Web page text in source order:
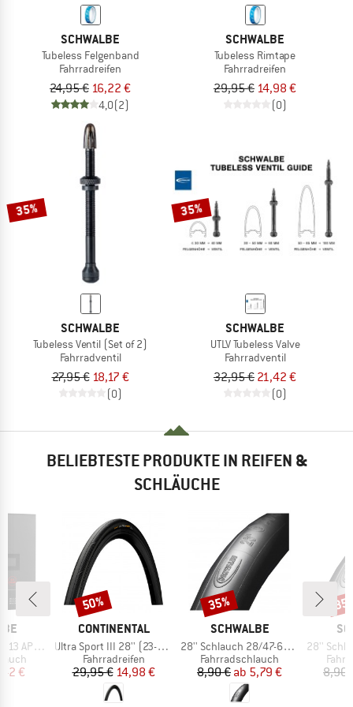
SCHWALBE
Tubeless Felgenband
Fahrradreifen
24,95 € 16,22 €
4,0(2)
SCHWALBE
Tubeless Rimtape
Fahrradreifen
29,95 € 14,98 €
(0)
35%
SCHWALBE
Tubeless Ventil (Set of 2)
Fahrradventil
27,95 € 18,17 €
(0)
35%
SCHWALBE
UTLV Tubeless Valve
Fahrradventil
32,95 € 21,42 €
(0)
BELIEBTESTE PRODUKTE IN REIFEN &
SCHLÄUCHE
40/62-559
Preis
€
MARKE
CONTINENTAL
Artikel
Ultra Sport III 28'' (23-622) Foldable
Produktgruppe
Fahrradreifen
Preis
29,95 €reduzierter Preis
14,98 €
Rabatt
50%
MARKE
SCHWALBE
Artikel
28'' Schlauch 28/47-622/635 SV 17
Produktgruppe
Fahrradschlauch
Preis
8,90 € reduzierter Preis
ab 5,79 €
Rabatt
35%
Artikel
28'' Schlauch 18/
8,90